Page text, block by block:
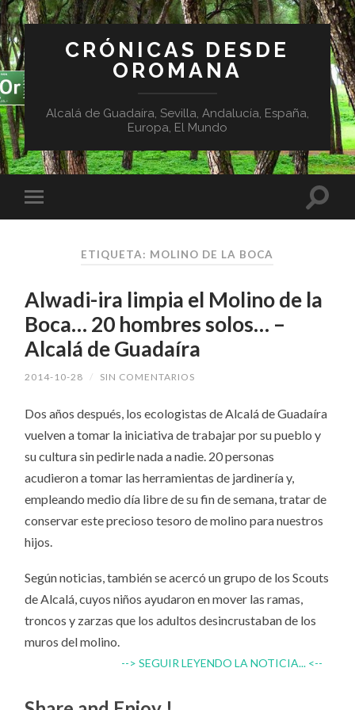
CRÓNICAS DESDE
OROMANA
Alcalá de Guadaíra, Sevilla, Andalucía, España,
Europa, El Mundo
ETIQUETA: MOLINO DE LA BOCA
Alwadi-ira limpia el Molino de la
Boca… 20 hombres solos… –
Alcalá de Guadaíra
2014-10-28 / SIN COMENTARIOS
Dos años después, los ecologistas de Alcalá de Guadaíra
vuelven a tomar la iniciativa de trabajar por su pueblo y
su cultura sin pedirle nada a nadie. 20 personas
acudieron a tomar las herramientas de jardinería y,
empleando medio día libre de su fin de semana, tratar de
conservar este precioso tesoro de molino para nuestros
hijos.
Según noticias, también se acercó un grupo de los Scouts
de Alcalá, cuyos niños ayudaron en mover las ramas,
troncos y zarzas que los adultos desincrustaban de los
muros del molino.
--> SEGUIR LEYENDO LA NOTICIA... <--